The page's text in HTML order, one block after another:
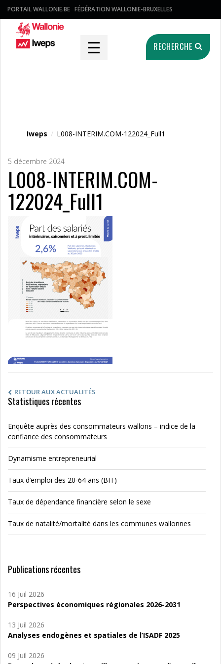
PORTAIL WALLONIE.BE FÉDÉRATION WALLONIE-BRUXELLES
☰ RECHERCHE
Iweps / L008-INTERIM.COM-122024_Full1
5 décembre 2024
L008-INTERIM.COM-
122024_Full1
RETOUR AUX ACTUALITÉS
Statistiques récentes
Enquête auprès des consommateurs wallons – indice de la
confiance des consommateurs
Dynamisme entrepreneurial
Taux d’emploi des 20-64 ans (BIT)
Taux de dépendance financière selon le sexe
Taux de natalité/mortalité dans les communes wallonnes
Publications récentes
16 Juil 2026
Perspectives économiques régionales 2026-2031
13 Juil 2026
Analyses endogènes et spatiales de l’ISADF 2025
09 Juil 2026